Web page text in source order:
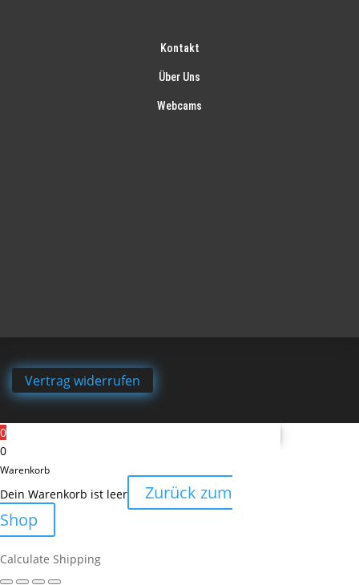
Kontakt
Über Uns
Webcams
Vertrag widerrufen
0
0
Warenkorb
Dein Warenkorb ist leer
Zurück zum
Shop
Calculate Shipping